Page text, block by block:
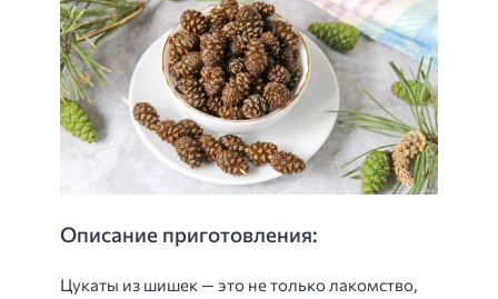
Описание приготовления:
Цукаты из шишек — это не только лакомство,